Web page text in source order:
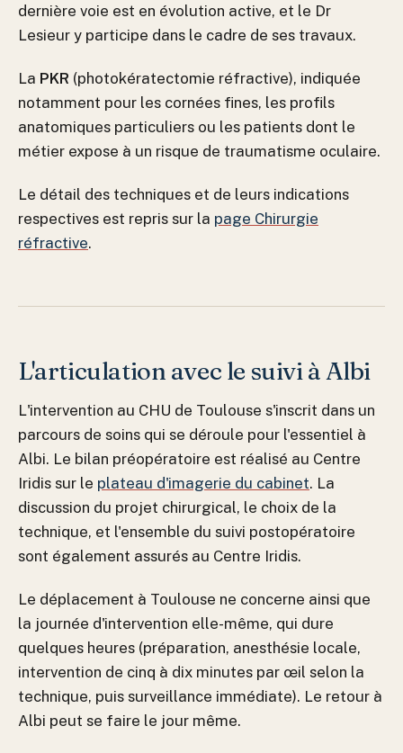
dernière voie est en évolution active, et le Dr
Lesieur y participe dans le cadre de ses travaux.
La PKR (photokératectomie réfractive), indiquée
notamment pour les cornées fines, les profils
anatomiques particuliers ou les patients dont le
métier expose à un risque de traumatisme oculaire.
Le détail des techniques et de leurs indications
respectives est repris sur la page Chirurgie
réfractive.
L'articulation avec le suivi à Albi
L'intervention au CHU de Toulouse s'inscrit dans un
parcours de soins qui se déroule pour l'essentiel à
Albi. Le bilan préopératoire est réalisé au Centre
Iridis sur le plateau d'imagerie du cabinet. La
discussion du projet chirurgical, le choix de la
technique, et l'ensemble du suivi postopératoire
sont également assurés au Centre Iridis.
Le déplacement à Toulouse ne concerne ainsi que
la journée d'intervention elle-même, qui dure
quelques heures (préparation, anesthésie locale,
intervention de cinq à dix minutes par œil selon la
technique, puis surveillance immédiate). Le retour à
Albi peut se faire le jour même.